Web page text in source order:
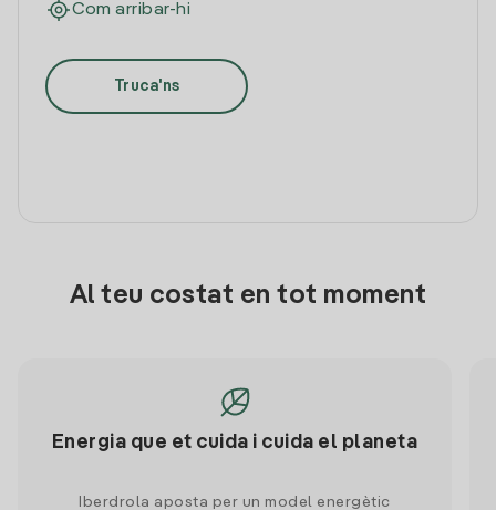
Com arribar-hi
Truca'ns
Al teu costat en tot moment
Energia que et cuida i cuida el planeta
Iberdrola aposta per un model energètic